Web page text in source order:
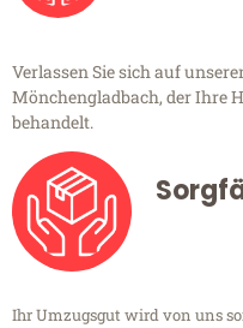
Verlassen Sie sich auf
Mönchengladbach, der Ihre
behandelt.
Ihr Umzugsgut wird von uns